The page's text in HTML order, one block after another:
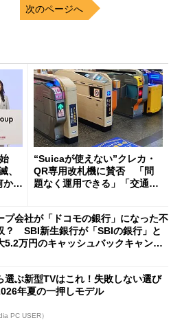
次のページへ
、
解
“Suicaが使えない”クレカ・
QR専用改札機に賛否 「問
題なく運用できる」「交通系I
プ会社が「ドコモの銀行」になった不
？ SBI新生銀行が「SBIの銀行」と
5.2万円のキャッシュバックキャンペ
選ぶ新型TVはこれ！失敗しない選び
年夏の一押しモデル
PC USER）